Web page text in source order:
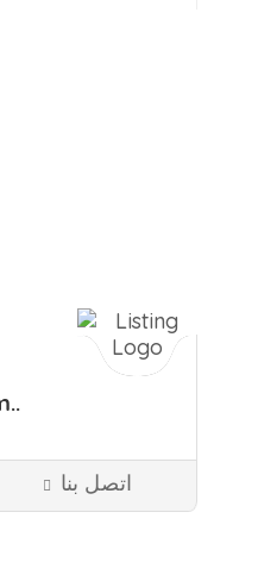
75 باريساتصل بنا